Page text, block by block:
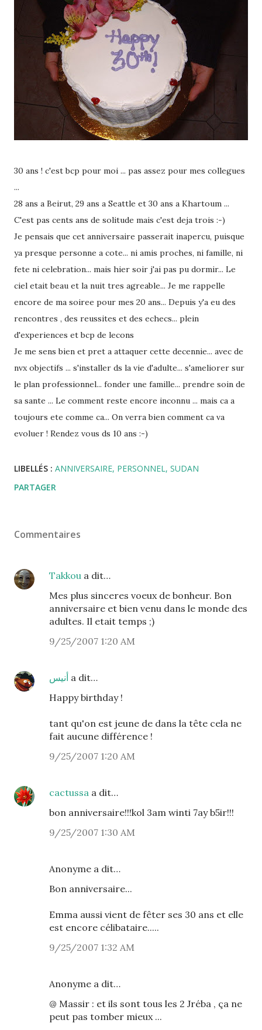
30 ans ! c'est bcp pour moi ... pas assez pour mes collegues
...
28 ans a Beirut, 29 ans a Seattle et 30 ans a Khartoum ...
C'est pas cents ans de solitude mais c'est deja trois :-)
Je pensais que cet anniversaire passerait inapercu, puisque
ya presque personne a cote... ni amis proches, ni famille, ni
fete ni celebration... mais hier soir j'ai pas pu dormir... Le
ciel etait beau et la nuit tres agreable... Je me rappelle
encore de ma soiree pour mes 20 ans... Depuis y'a eu des
rencontres , des reussites et des echecs... plein
d'experiences et bcp de lecons
Je me sens bien et pret a attaquer cette decennie... avec de
nvx objectifs ... s'installer ds la vie d'adulte... s'ameliorer sur
le plan professionnel... fonder une famille... prendre soin de
sa sante ... Le comment reste encore inconnu ... mais ca a
toujours ete comme ca... On verra bien comment ca va
evoluer ! Rendez vous ds 10 ans :-)
LIBELLÉS : ANNIVERSAIRE PERSONNEL SUDAN
PARTAGER
Commentaires
Takkou a dit…
Mes plus sinceres voeux de bonheur. Bon
anniversaire et bien venu dans le monde des
adultes. Il etait temps ;)
9/25/2007 1:20 AM
أنيس a dit…
Happy birthday !
tant qu'on est jeune de dans la tête cela ne
fait aucune différence !
9/25/2007 1:20 AM
cactussa a dit…
bon anniversaire!!!kol 3am winti 7ay b5ir!!!
9/25/2007 1:30 AM
Anonyme a dit…
Bon anniversaire...
Emma aussi vient de fêter ses 30 ans et elle
est encore célibataire.....
9/25/2007 1:32 AM
Anonyme a dit…
@ Massir : et ils sont tous les 2 Jréba , ça ne
peut pas tomber mieux ...